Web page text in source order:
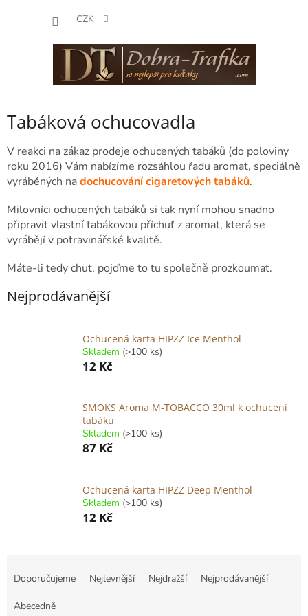
CZK
Tabáková ochucovadla
V reakci na zákaz prodeje ochucených tabáků (do poloviny
roku 2016) Vám nabízíme rozsáhlou řadu aromat, speciálně
vyráběných nadochucování cigaretových tabáků.
Milovníci ochucených tabáků si tak nyní mohou snadno
připravit vlastní tabákovou příchuť z aromat, která se
vyrábějí v potravinářské kvalitě.
Máte-li tedy chuť, pojďme to tu společně prozkoumat.
Nejprodávanější
Ochucená karta HIPZZ Ice Menthol
Skladem (>100 ks)
12 Kč
SMOKS Aroma M-TOBACCO 30ml k ochucení
tabáku
Skladem (>100 ks)
87 Kč
Ochucená karta HIPZZ Deep Menthol
Skladem (>100 ks)
12 Kč
Doporučujeme Nejlevnější Nejdražší Nejprodávanější
Abecedně